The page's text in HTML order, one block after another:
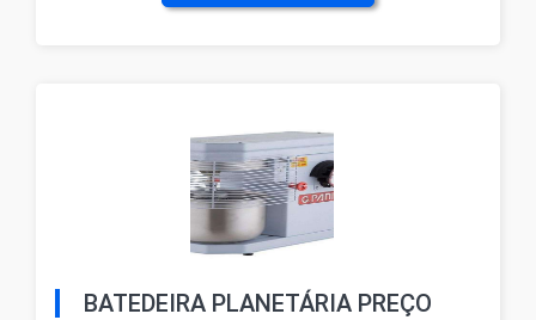
BATEDEIRA PLANETÁRIA PREÇO